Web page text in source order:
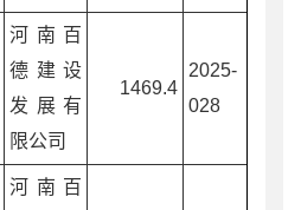
河南百
德建设
发展有
限公司
1469.4
2025-
028
河南百